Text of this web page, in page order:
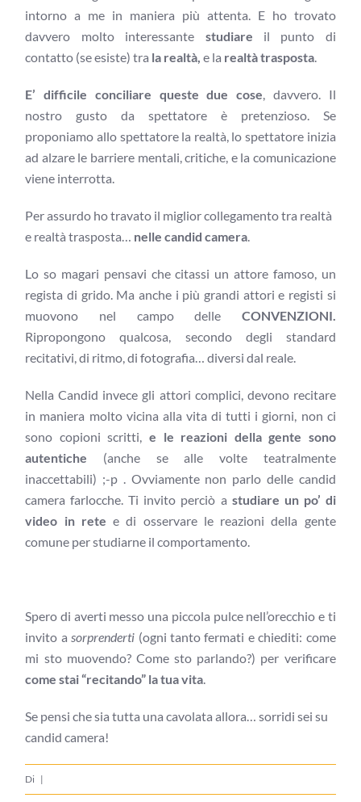
intorno a me in maniera più attenta. E ho trovato
davvero molto interessante studiare il punto di
contatto (se esiste) tra la realtà, e la realtà trasposta
E’ difficile conciliare queste due cose , davvero. Il
nostro gusto da spettatore è pretenzioso. Se
proponiamo allo spettatore la realtà, lo spettatore inizia
ad alzare le barriere mentali, critiche, e la comunicazione
viene interrotta.
Per assurdo ho travato il miglior collegamento tra realtà
e realtà trasposta… nelle candid camera
Lo so magari pensavi che citassi un attore famoso, un
regista di grido. Ma anche i più grandi attori e registi si
muovono nel campo delle CONVENZIONI.
Ripropongono qualcosa, secondo degli standard
recitativi, di ritmo, di fotografia… diversi dal reale.
Nella Candid invece gli attori complici, devono recitare
in maniera molto vicina alla vita di tutti i giorni, non ci
sono copioni scritti, e le reazioni della gente sono
autentiche (anche se alle volte teatralmente
inaccettabili) ;-p . Ovviamente non parlo delle candid
camera farlocche. Ti invito perciò a studiare un po’ di
video in rete e di osservare le reazioni della gente
comune per studiarne il comportamento.
Spero di averti messo una piccola pulce nell’orecchio e ti
invito a sorprenderti (ogni tanto fermati e chiediti: come
mi sto muovendo? Come sto parlando?) per verificare
come stai “recitando” la tua vita
Se pensi che sia tutta una cavolata allora… sorridi sei su
candid camera!
Di |